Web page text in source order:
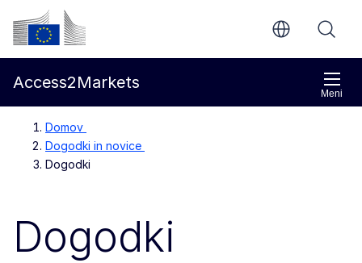
Preskoči na glavno vsebino
Evropska komisija
Meni
Access2Markets
Domov
Dogodki in novice
Dogodki
Dogodki